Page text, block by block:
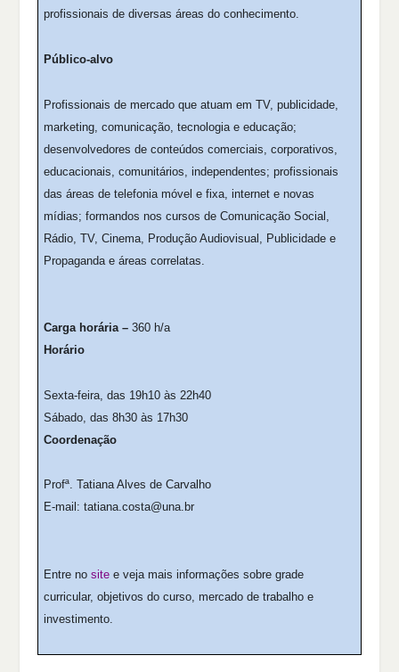
profissionais de diversas áreas do conhecimento.
Público-alvo
Profissionais de mercado que atuam em TV, publicidade,
marketing, comunicação, tecnologia e educação;
desenvolvedores de conteúdos comerciais, corporativos,
educacionais, comunitários, independentes; profissionais
das áreas de telefonia móvel e fixa, internet e novas
mídias; formandos nos cursos de Comunicação Social,
Rádio, TV, Cinema, Produção Audiovisual, Publicidade e
Propaganda e áreas correlatas.
Carga horária –360 h/a
Horário
Sexta-feira, das 19h10 às 22h40
Sábado, das 8h30 às 17h30
Coordenação
Profª. Tatiana Alves de Carvalho
E-mail: tatiana.costa@una.br
Entre nosite e veja mais informações sobre grade
curricular, objetivos do curso, mercado de trabalho e
investimento.